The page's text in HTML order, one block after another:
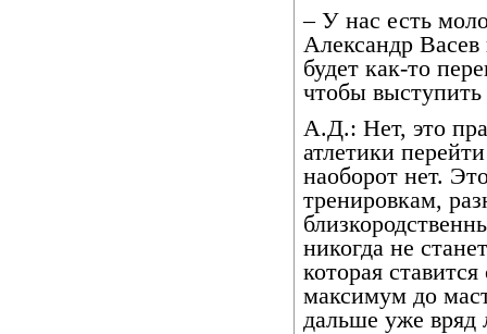
– У нас есть
Александр
будет как-то
чтобы
А.Д.: Нет, это
атлетики
наоборот нет.
тренировкам,
никогда не
которая
максимум до
дальше уже вряд